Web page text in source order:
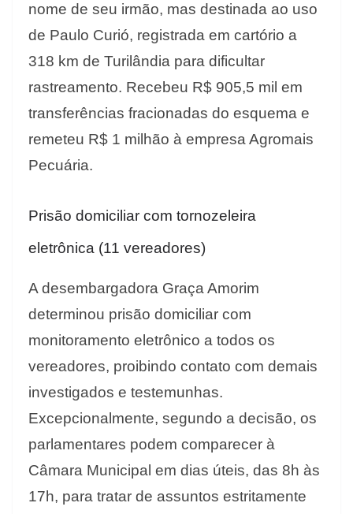
nome de seu irmão, mas destinada ao uso
de Paulo Curió, registrada em cartório a
318 km de Turilândia para dificultar
rastreamento. Recebeu R$ 905,5 mil em
transferências fracionadas do esquema e
remeteu R$ 1 milhão à empresa Agromais
Pecuária.
Prisão domiciliar com tornozeleira
eletrônica (11 vereadores)
A desembargadora Graça Amorim
determinou prisão domiciliar com
monitoramento eletrônico a todos os
vereadores, proibindo contato com demais
investigados e testemunhas.
Excepcionalmente, segundo a decisão, os
parlamentares podem comparecer à
Câmara Municipal em dias úteis, das 8h às
17h, para tratar de assuntos estritamente